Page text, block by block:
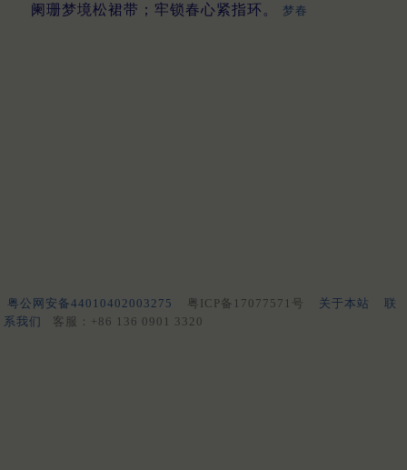
阑珊梦境松裙带；牢锁春心紧指环。
梦春
粤公网安备44010402003275 粤ICP备17077571号 关于本站
联
系我们
客服：+86 136 0901 3320